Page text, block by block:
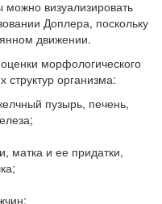
визуализировать
Доплера, поскольку
движении.
морфологического
структур организма:
пузырь, печень,
матка и ее придатки,